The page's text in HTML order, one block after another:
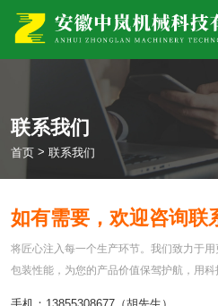
联系我们
首页 > 联系我们
如有需要，欢迎咨询联
将匠心注入每一个生产环节。我们致力于
包装性能，为您的产品价值保驾护航，用科